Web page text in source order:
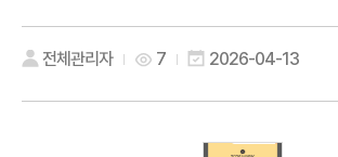
전체관리자 7 2026-04-13